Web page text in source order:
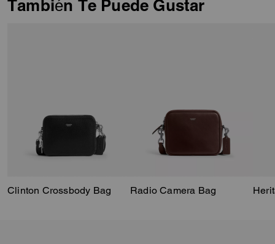
También Te Puede Gustar
Clinton Crossbody Bag Radio Camera Bag